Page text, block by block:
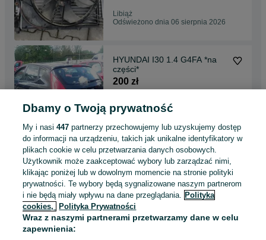
Libiąż
Odświeżono dnia 06 sierpnia 2026
HYUNDAI I30 1.4 G4FA *na
części*
200 zł
Libiąż
Odświeżono dnia 06 sierpnia 2026
Renault Scenic 2.0b F4R771
2005r NA CZĘŚCI
300 zł
Libiąż
Odświeżono dnia 06 sierpnia 2026
Dbamy o Twoją prywatność
My i nasi447 partnerzy przechowujemy lub uzyskujemy dostęp
do informacji na urządzeniu, takich jak unikalne identyfikatory w
plikach cookie w celu przetwarzania danych osobowych.
Użytkownik może zaakceptować wybory lub zarządzać nimi,
klikając poniżej lub w dowolnym momencie na stronie polityki
prywatności. Te wybory będą sygnalizowane naszym partnerom
i nie będą miały wpływu na dane przeglądania. Polityka
cookies,
Polityka Prywatności
Wraz z naszymi partnerami przetwarzamy dane w celu
zapewnienia: